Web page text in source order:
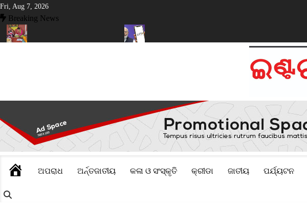
Skip
to
content
Fri, Aug 7, 2026
Breaking News
HOMEଅପରାଧ ଅର୍ନ୍ତଜାତୀୟ କଳା ଓ ସଂସ୍କୃତି କ୍ରୀଡା ଜାତୀୟ ପର୍ଯ୍ୟଟନ